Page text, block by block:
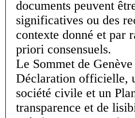
documents peuvent
significatives ou des
contexte donné et par
priori consensuels.
Le Sommet de
Déclaration officielle,
société civile et un
transparence et de